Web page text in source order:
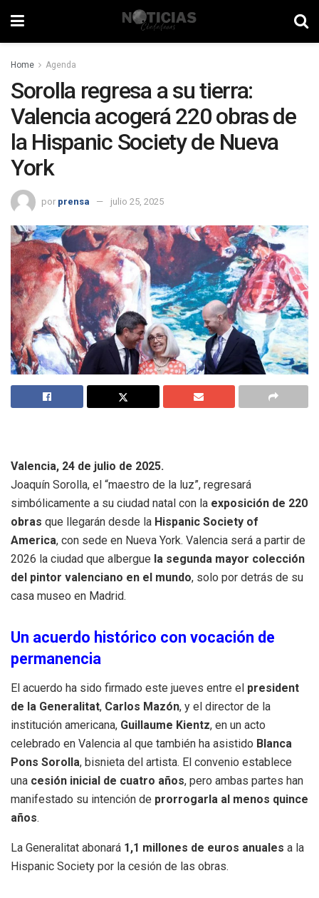
Home Agenda
Sorolla regresa a su tierra:
Valencia acogerá 220 obras de
la Hispanic Society de Nueva
York
por prensa julio 25, 2025
Valencia, 24 de julio de 2025.
Joaquín Sorolla, el “maestro de la luz”, regresará
simbólicamente a su ciudad natal con la exposición de 220
obras que llegarán desde la Hispanic Society of
America, con sede en Nueva York. Valencia será a partir de
2026 la ciudad que albergue la segunda mayor colección
del pintor valenciano en el mundo, solo por detrás de su
casa museo en Madrid.
Un acuerdo histórico con vocación de
permanencia
El acuerdo ha sido firmado este jueves entre el president
de la Generalitat, Carlos Mazón, y el director de la
institución americana, Guillaume Kientz, en un acto
celebrado en Valencia al que también ha asistido Blanca
Pons Sorolla, bisnieta del artista. El convenio establece
una cesión inicial de cuatro años, pero ambas partes han
manifestado su intención de prorrogarla al menos quince
años.
La Generalitat abonará 1,1 millones de euros anuales a la
Hispanic Society por la cesión de las obras.